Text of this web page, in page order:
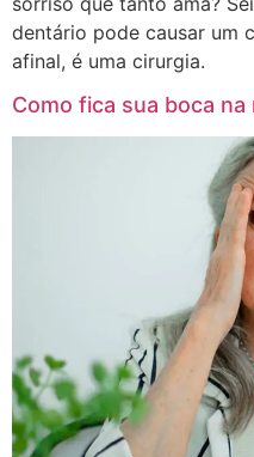
dentário pode causar um
afinal, é uma cirurgia.
Como fica sua boca na